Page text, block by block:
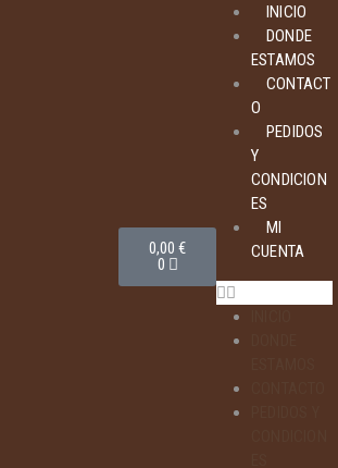
0,00€
0
INICIO
DONDE
ESTAMOS
CONTACT
O
PEDIDOS
Y
CONDICION
ES
MI
CUENTA